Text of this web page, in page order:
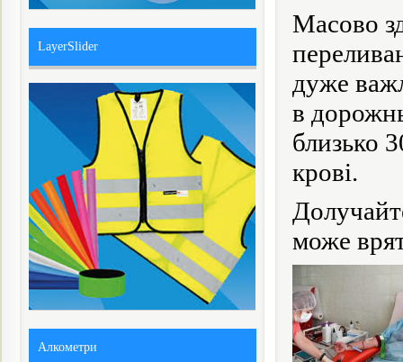
Масово
дуже
в
близько
крові.
може
LayerSlider
Алкометри